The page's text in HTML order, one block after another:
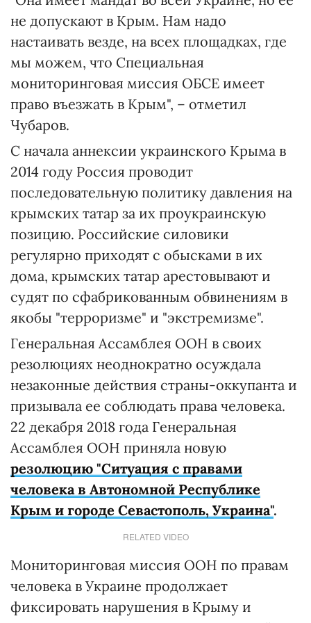
не допускают в Крым. Нам надо
настаивать везде, на всех площадках, где
мы можем, что Специальная
мониторинговая миссия ОБСЕ имеет
право въезжать в Крым", – отметил
Чубаров.
С начала аннексии украинского Крыма в
2014 году Россия проводит
последовательную политику давления на
крымских татар за их проукраинскую
позицию. Российские силовики
регулярно приходят с обысками в их
дома, крымских татар арестовывают и
судят по сфабрикованным обвинениям в
якобы "терроризме" и "экстремизме".
Генеральная Ассамблея ООН в своих
резолюциях неоднократно осуждала
незаконные действия страны-оккупанта и
призывала ее соблюдать права человека.
22 декабря 2018 года Генеральная
Ассамблея ООН приняла новую
резолюцию "Ситуация с правами
человека в Автономной Республике
Крым и городе Севастополь, Украина".
RELATED VIDEO
Мониторинговая миссия ООН по правам
человека в Украине продолжает
фиксировать нарушения в Крыму и